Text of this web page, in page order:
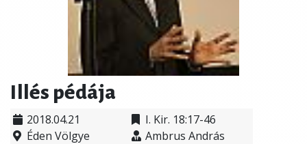
Illés pédája
2018.04.21
Éden Völgye
I. Kir. 18:17-46
Ambrus András